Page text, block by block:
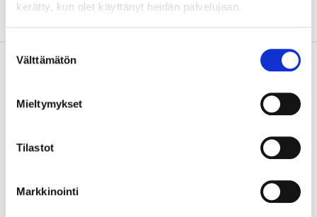
kerätty, kun olet käyttänyt heidän palvelujaan.
Suostumuksen
valinta
Välttämätön
Mieltymykset
Tilastot
Markkinointi
About the manufacturer
Other customers also bought